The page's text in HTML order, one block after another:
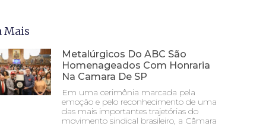
Mais
Metalúrgicos Do ABC São
Homenageados Com Honraria
Na Camara De SP
Em uma cerimônia marcada pela
emoção e pelo reconhecimento de uma
das mais importantes trajetórias do
movimento sindical brasileiro, a Câmara